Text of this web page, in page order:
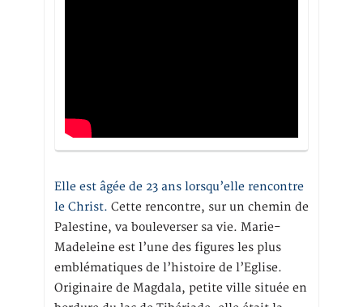
Elle est âgée de 23 ans lorsqu’elle rencontre
le Christ. Cette rencontre, sur un chemin de
Palestine, va bouleverser sa vie. Marie-
Madeleine est l’une des figures les plus
emblématiques de l’histoire de l’Eglise.
Originaire de Magdala, petite ville située en